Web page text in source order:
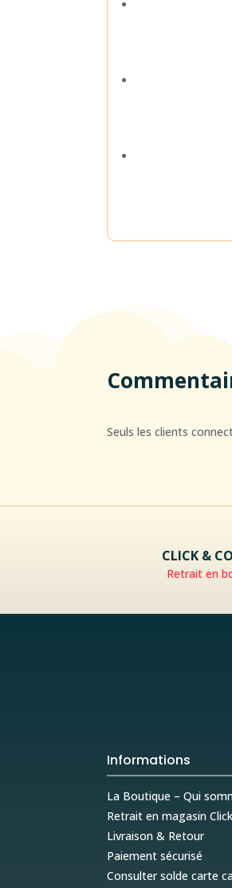
Seuls les clients
CLICK &
Retrait en
Informations
La Boutique – Qui
Retrait en magasin
Livraison & Retour
Paiement sécurisé
Consulter solde carte